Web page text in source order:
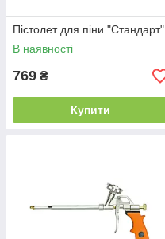
Пістолет для піни "Стандарт"
В наявності
769 ₴
Купити